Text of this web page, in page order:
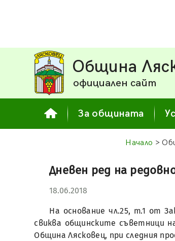
Община
официален сайт
За общината
Начало >
Дневен ред на
18.06.2018
На основание чл.25, т.1 от
свиква общинските съветници
Община Лясковец, при следния